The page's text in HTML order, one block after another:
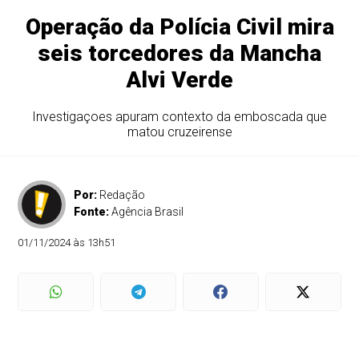
Operação da Polícia Civil mira
seis torcedores da Mancha
Alvi Verde
Investigaçoes apuram contexto da emboscada que
matou cruzeirense
Por: Redação
Fonte:Agência Brasil
01/11/2024 às 13h51